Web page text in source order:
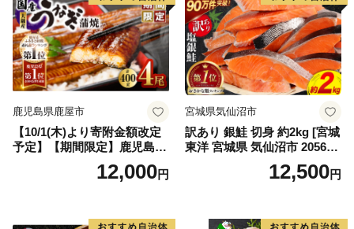
鹿児島県鹿屋市
【10/1(木)より寄附金額改定
予定】【期間限定】鹿児島県
大隅産うなぎ蒲焼4尾（400
g） KN007-02312,000円
宮城県気仙沼市
訳あり 銀鮭 切身 約2kg [宮城
東洋 宮城県 気仙沼市 205649
91] 鮭 魚介類 海鮮 訳アリ 規
格外 不揃い さけ サケ 鮭切身
切り身 魚 わけあり
12,500円